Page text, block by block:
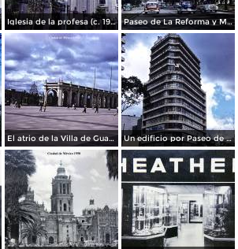
Iglesia de la profesa (c. 1950) Paseo de La Reforma y Mto a La Independencia 1950
El atrio de la Villa de Guadalupe 1950. Un edificio por Paseo de La Reforma 1950